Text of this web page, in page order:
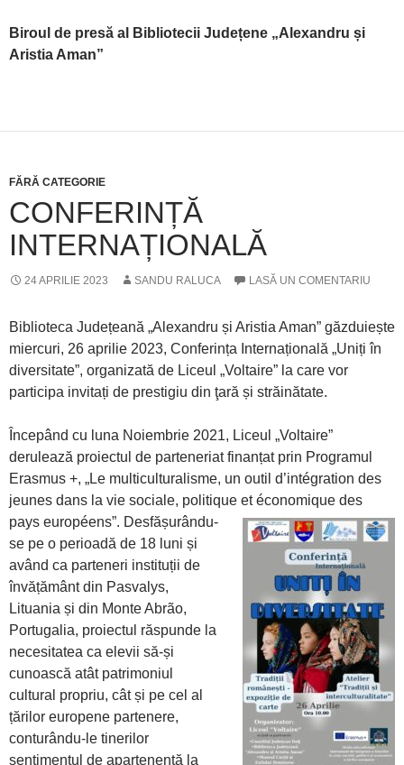
Biroul de presă al Bibliotecii Județene „Alexandru și
Aristia Aman”
FĂRĂ CATEGORIE
CONFERINȚĂ
INTERNAȚIONALĂ
24 APRILIE 2023 SANDU RALUCA LASĂ UN COMENTARIU
Biblioteca Județeană „Alexandru și Aristia Aman” găzduiește
miercuri, 26 aprilie 2023, Conferința Internațională „Uniți în
diversitate”, organizată de Liceul „Voltaire” la care vor
participa invitați de prestigiu din ţară și străinătate.
Începând cu luna Noiembrie 2021, Liceul „Voltaire”
derulează proiectul de parteneriat finanțat prin Programul
Erasmus +, „Le multiculturalisme, un outil d’intégration des
jeunes dans la vie sociale, politique et économique des
pays européens”. Desfășurându-
se pe o perioadă de 18 luni și
având ca parteneri instituții de
învățământ din Pasvalys,
Lituania și din Monte Abrão,
Portugalia, proiectul răspunde la
necesitatea ca elevii să-și
cunoască atât patrimoniul
cultural propriu, cât și pe cel al
țărilor europene partenere,
conturându-le tinerilor
sentimentul de apartenență la